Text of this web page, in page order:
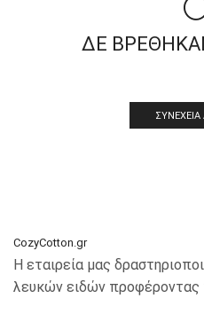
ΔΕ
CozyCotton.gr
Η εταιρεία μας
λευκών ειδών προφέροντας